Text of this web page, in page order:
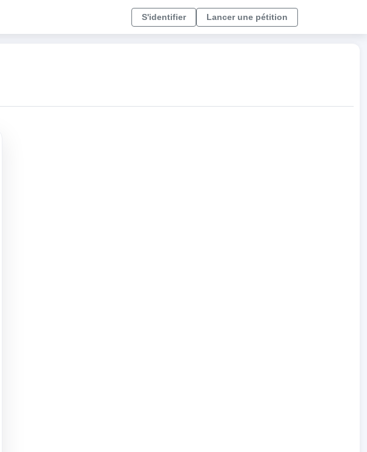
S'identifier Lancer une pétition